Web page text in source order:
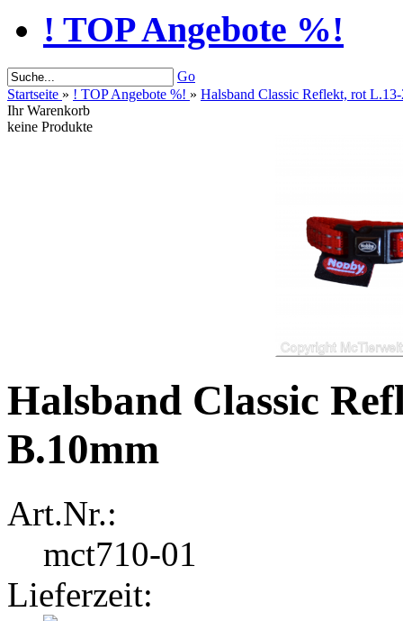
! TOP Angebote %!
Go
Startseite » ! TOP Angebote %! » Halsband Classic Reflekt, rot
Ihr Warenkorb
keine Produkte
Halsband Classic
B.10mm
Art.Nr.:
mct710-01
Lieferzeit: